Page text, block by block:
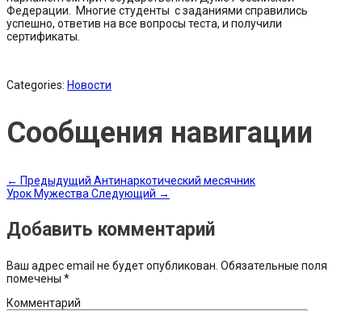
Федерации. Многие студенты с заданиями справились
успешно, ответив на все вопросы теста, и получили
сертификаты.
Categories: Новости
Сообщения навигации
← Предыдущий Антинаркотический месячник
Урок Мужества Следующий →
Добавить комментарий
Ваш адрес email не будет опубликован. Обязательные поля
помечены *
Комментарий